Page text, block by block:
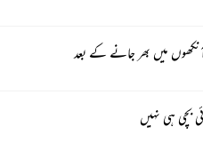
میں بھر جانے کے بعد
بچی ہی نہیں